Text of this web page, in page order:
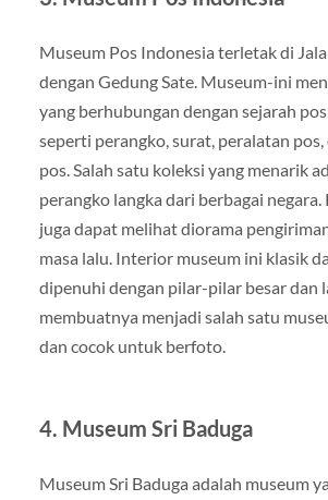
Museum Pos Indonesia terletak di
dengan Gedung Sate. Museum-ini
yang berhubungan dengan sejarah
seperti perangko, surat, peralatan
pos. Salah satu koleksi yang menarik
perangko langka dari berbagai
juga dapat melihat diorama
masa lalu. Interior museum ini klasik
dipenuhi dengan pilar-pilar besar dan
membuatnya menjadi salah satu
dan cocok untuk berfoto.
4. Museum Sri Baduga
Museum Sri Baduga adalah museum